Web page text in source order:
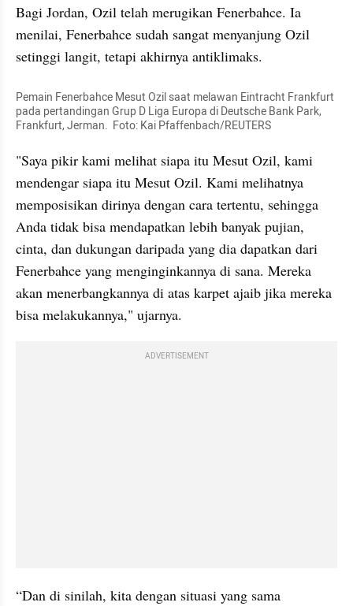
Bagi Jordan, Ozil telah merugikan Fenerbahce. Ia
menilai, Fenerbahce sudah sangat menyanjung Ozil
setinggi langit, tetapi akhirnya antiklimaks.
Pemain Fenerbahce Mesut Ozil saat melawan Eintracht Frankfurt
pada pertandingan Grup D Liga Europa di Deutsche Bank Park,
Frankfurt, Jerman.  Foto: Kai Pfaffenbach/REUTERS
"Saya pikir kami melihat siapa itu Mesut Ozil, kami
mendengar siapa itu Mesut Ozil. Kami melihatnya
memposisikan dirinya dengan cara tertentu, sehingga
Anda tidak bisa mendapatkan lebih banyak pujian,
cinta, dan dukungan daripada yang dia dapatkan dari
Fenerbahce yang menginginkannya di sana. Mereka
akan menerbangkannya di atas karpet ajaib jika mereka
bisa melakukannya," ujarnya.
ADVERTISEMENT
“Dan di sinilah, kita dengan situasi yang sama